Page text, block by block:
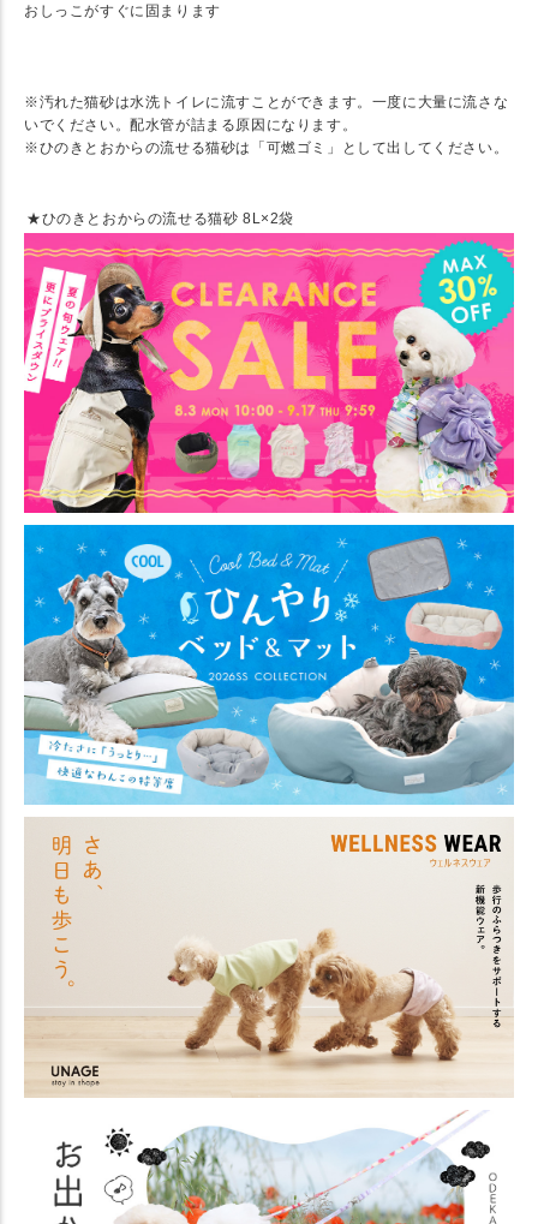
おしっこがすぐに固まります
※汚れた猫砂は水洗トイレに流すことができます。一度に大量に流さな
いでください。配水管が詰まる原因になります。
※ひのきとおからの流せる猫砂は「可燃ゴミ」として出してください。
★ひのきとおからの流せる猫砂 8L×2袋